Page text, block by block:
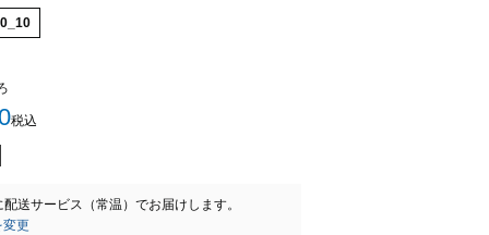
税込
配送サービス（常温） でお届けします。
変更